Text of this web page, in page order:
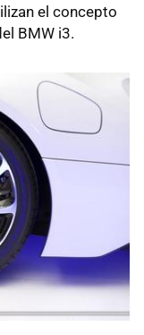
el concepto
BMW i3.